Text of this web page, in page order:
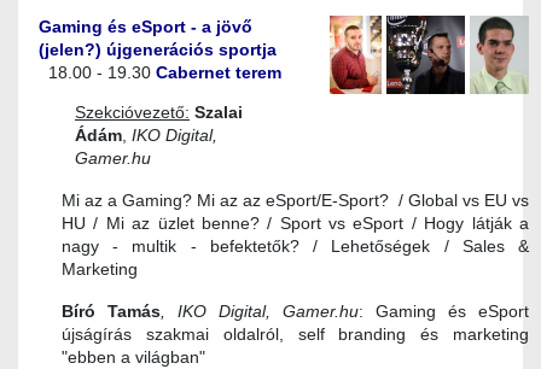
Gaming és eSport - a jövő
(jelen?) újgenerációs sportja
18.00 - 19.30 Cabernet terem
Szekcióvezető: Szalai
Ádám, IKO Digital,
Gamer.hu
Mi az a Gaming? Mi az az eSport/E-Sport? / Global vs EU vs
HU / Mi az üzlet benne? / Sport vs eSport / Hogy látják a
nagy - multik - befektetők? / Lehetőségek / Sales &
Marketing
Bíró Tamás, IKO Digital, Gamer.hu: Gaming és eSport
újságírás szakmai oldalról, self branding és marketing
"ebben a világban"